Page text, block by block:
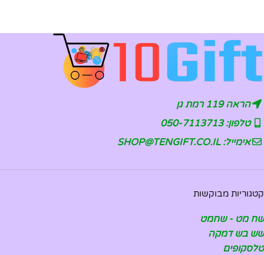
הראה 119 רמת גן
טלפון: 050-7113713
אימייל: SHOP@TENGIFT.CO.IL
קטגוריות מבוקשות
שח מט - שחמט
שש בש דמקה
טלסקופים